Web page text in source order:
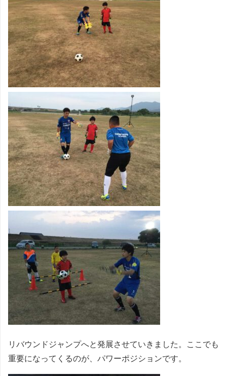
リバウンドジャンプへと発展させていきました。ここでも
重要になってくるのが、パワーポジションです。